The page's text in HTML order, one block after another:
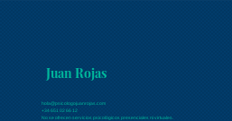
Juan Rojas
hola@psicologojuanrojas.com
+34 651 02 66 12
No se ofrecen servicios psicológicos presenciales ni virtuales.